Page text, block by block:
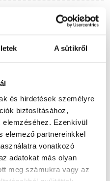
A sütikről
és hirdetések személyre
biztosításához,
elemzéséhez. Ezenkívül
elemező partnereinkkel
vonatkozó
adatokat más olyan
meg számukra vagy az